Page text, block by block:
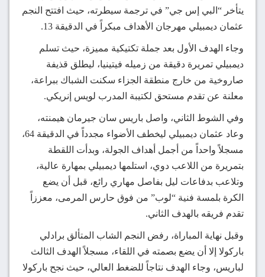
يتأخر “البي إس جي” في ترجمة سيطرته، حيث افتتح النجم
عثمان ديمبيلي مهرجان الأهداف مبكراً في الدقيقة 13.
وجاء الهدف الأول بعد جملة تكتيكية مميزة، حيث تسلم
ديمبيلي تمريرة دقيقة من زميله فيتينيا، ليطلق قذيفة
صاروخية من خارج منطقة الجزاء سكنت الشباك ببراعة،
معلنة عن تقدم مستحق لكتيبة المدرب لويس إنريكي.
وفي الشوط الثاني، واصل باريس سان جيرمان هيمنته،
وعاد عثمان ديمبيلي ليخطف الأضواء مجدداً في الدقيقة 64،
مسجلاً واحداً من أجمل أهداف الجولة، وبدأت اللقطة
بتمريرة من اللاعب دوي، استلمها ديمبيلي بمهارة عالية،
وتلاعب بدفاعات ليل بفاصل مهاري رائع، قبل أن يضع
الكرة بلمسة فنية “لوب” من فوق حارس المرمى، معززاً
تقدم فريقه بالهدف الثاني.
وقبل نهاية المباراة، رفض النجم الشاب المتألق برادلي
باركولا إلا أن يضع بصمته في اللقاء، مسجلاً الهدف الثالث
لباريس، وجاء الهدف نتاجاً للضغط العالي، حيث نجح باركولا